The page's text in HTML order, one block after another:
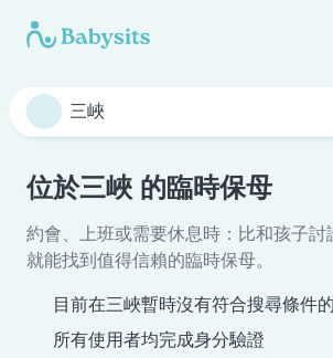
位於三峽 的臨時保母
約會、上班或需要休息時：比和孩子討
就能找到值得信賴的臨時保母。
目前在三峽暫時沒有符合搜尋條件的
所有使用者均完成身分驗證